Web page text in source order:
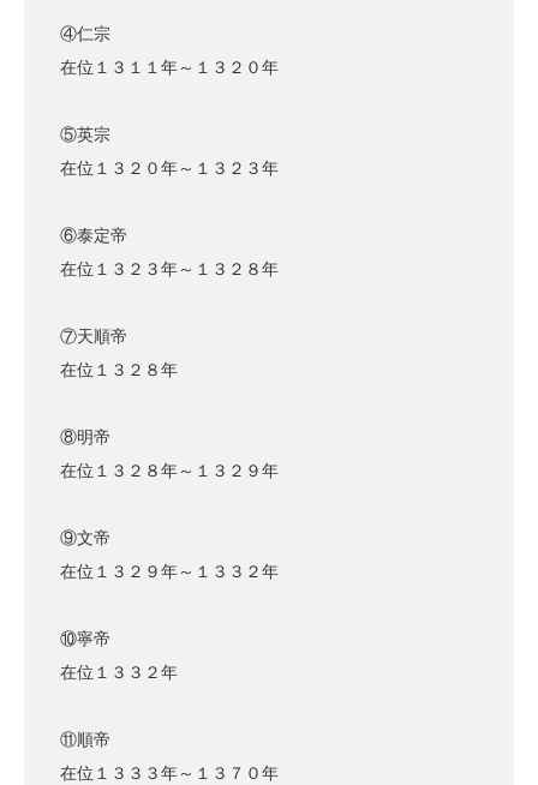
④仁宗
在位１３１１年～１３２０年
⑤英宗
在位１３２０年～１３２３年
⑥泰定帝
在位１３２３年～１３２８年
⑦天順帝
在位１３２８年
⑧明帝
在位１３２８年～１３２９年
⑨文帝
在位１３２９年～１３３２年
⑩寧帝
在位１３３２年
⑪順帝
在位１３３３年～１３７０年